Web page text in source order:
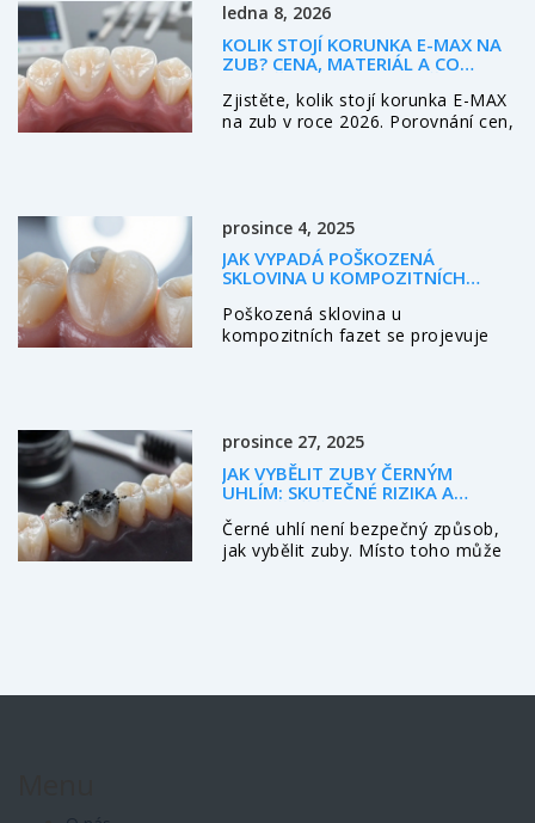
výdaje, a poskytuje užitečné tipy
pro efektivnější správu financí.
ledna 8, 2026
KOLIK STOJÍ KORUNKA E-MAX NA
ZUB? CENA, MATERIÁL A CO
Zjistěte, kolik stojí korunka E-MAX
na zub v roce 2026. Porovnání cen,
prosince 4, 2025
JAK VYPADÁ POŠKOZENÁ
SKLOVINA U KOMPOZITNÍCH
Poškozená sklovina u
kompozitních fazet se projevuje
prosince 27, 2025
JAK VYBĚLIT ZUBY ČERNÝM
UHLÍM: SKUTEČNÉ RIZIKA A
Černé uhlí není bezpečný způsob,
jak vybělit zuby. Místo toho může